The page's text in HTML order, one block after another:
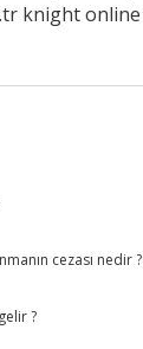
knight online
cezası nedir ?
?